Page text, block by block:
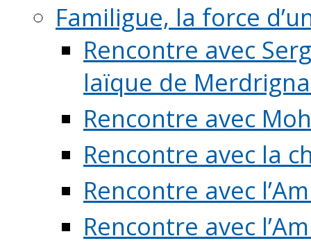
Familigue, la force
Rencontre avec
laïque de
Rencontre avec
Rencontre avec la
Rencontre avec
Rencontre avec